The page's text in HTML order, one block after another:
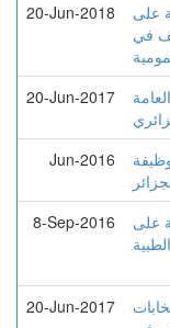
20-Jun-2018
على
في
20-Jun-2017
Jun-2016
8-Sep-2016
على
20-Jun-2017